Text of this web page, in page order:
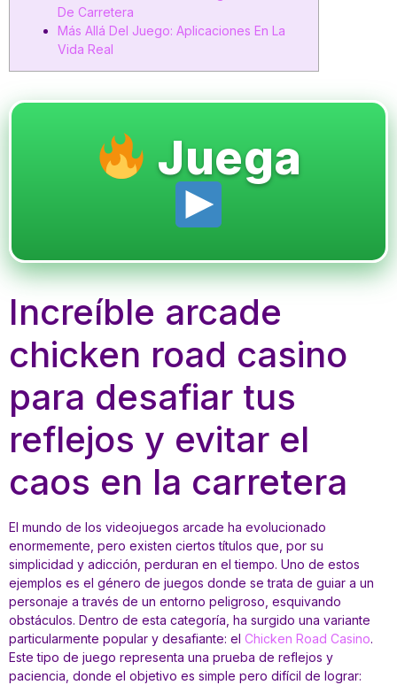
De Carretera
Más Allá Del Juego: Aplicaciones En La
Vida Real
Juega
Increíble arcade
chicken road casino
para desafiar tus
reflejos y evitar el
caos en la carretera
El mundo de los videojuegos arcade ha evolucionado
enormemente, pero existen ciertos títulos que, por su
simplicidad y adicción, perduran en el tiempo. Uno de estos
ejemplos es el género de juegos donde se trata de guiar a un
personaje a través de un entorno peligroso, esquivando
obstáculos. Dentro de esta categoría, ha surgido una variante
particularmente popular y desafiante: el Chicken Road Casino.
Este tipo de juego representa una prueba de reflejos y
paciencia, donde el objetivo es simple pero difícil de lograr: